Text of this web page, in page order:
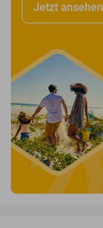
Jetzt ansehen